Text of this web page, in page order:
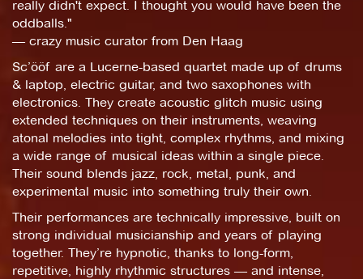
really didn't expect. I thought you would have been the
oddballs."
— crazy music curator from Den Haag
Sc’ööf are a Lucerne-based quartet made up of drums
& laptop, electric guitar, and two saxophones with
electronics. They create acoustic glitch music using
extended techniques on their instruments, weaving
atonal melodies into tight, complex rhythms, and mixing
a wide range of musical ideas within a single piece.
Their sound blends jazz, rock, metal, punk, and
experimental music into something truly their own.
Their performances are technically impressive, built on
strong individual musicianship and years of playing
together. They’re hypnotic, thanks to long-form,
repetitive, highly rhythmic structures — and intense,